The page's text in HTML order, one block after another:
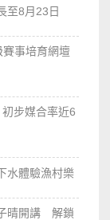
至8月23日
事培育網壇
步媒合率近6
水體驗漁村樂
晴開講 解鎖